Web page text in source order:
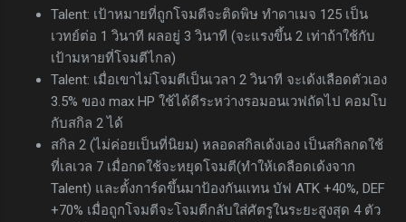
Talent: เป้าหมายที่ถูกโจมตีจะติดพิษ ทำดาเมจ 125 เป็น
เวทย์ต่อ 1 วินาที ผลอยู่ 3 วินาที (จะแรงขึ้น 2 เท่าถ้าใช้กับ
เป้ามหายที่โจมตีไกล)
Talent: เมื่อเขาไม่โจมตีเป็นเวลา 2 วินาที จะเด้งเลือดตัวเอง
3.5% ของ max HP ใช้ได้ดีระหว่างรอมอนเวฟถัดไป คอมโบ
กับสกิล 2 ได้
สกิล 2 (ไม่ค่อยเป็นที่นิยม) หลอดสกิลเด้งเอง เป็นสกิลกดใช้
ที่เลเวล 7 เมื่อกดใช้จะหยุดโจมตี(ทำให้เดลือดเด้งจาก
Talent) และตั้งการ์ดขึ้นมาป้องกันแทน บัฟ ATK +40%, DEF
+70% เมื่อถูกโจมตีจะโจมตีกลับใส่ศัตรูในระยะสูงสุด 4 ตัว